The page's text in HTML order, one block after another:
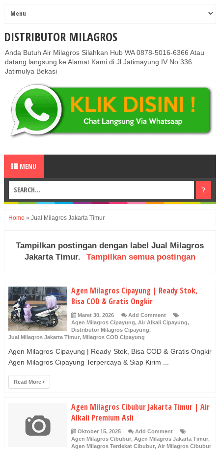
DISTRIBUTOR MILAGROS
Anda Butuh Air Milagros Silahkan Hub WA 0878-5016-6366 Atau
datang langsung ke Alamat Kami di Jl.Jatimayung IV No 336
Jatimulya Bekasi
MENU
Home » Jual Milagros Jakarta Timur
Tampilkan postingan dengan labelJual Milagros
Jakarta Timur. Tampilkan semua postingan
Agen Milagros Cipayung | Ready Stok,
Bisa COD & Gratis Ongkir
Maret 30, 2026
Add Comment
Agen Milagros Cipayung, Air Alkali Cipayung,
Distributor Milagros Cipayung,
Jual Milagros Jakarta Timur, Milagros COD Cipayung
Agen Milagros Cipayung | Ready Stok, Bisa COD & Gratis Ongkir
Agen Milagros Cipayung Terpercaya & Siap Kirim ...
Read More
Agen Milagros Cibubur Jakarta Timur | Air
Alkali Premium Asli
Oktober 15, 2025
Add Comment
Agen Milagros Cibubur, Agen Milagros Jakarta Timur,
Agen Milagros Terdekat Cibubur, Air Milagros Cibubur